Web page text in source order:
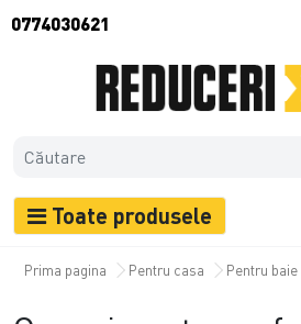
0774030621
Toate produsele
Prima pagina Pentru casa Pentru baie